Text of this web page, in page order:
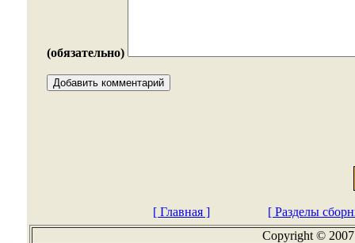
(обязательно)
[ Главная ]
[ Разделы
Copyright ©